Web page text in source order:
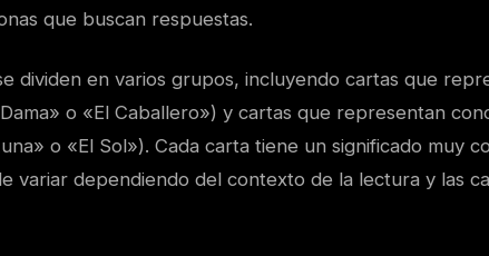
que buscan respuestas.
dividen en varios grupos, incluyendo cartas que
o «El Caballero») y cartas que representan
o «El Sol»). Cada carta tiene un significado muy
variar dependiendo del contexto de la lectura y las